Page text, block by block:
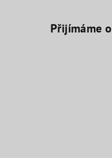
Přijímáme